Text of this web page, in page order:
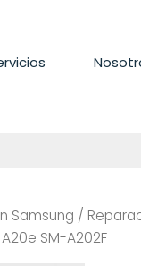
Samsung /
SM-A202F